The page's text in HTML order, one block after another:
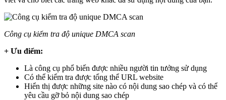
Công cụ kiểm tra độ unique DMCA scan
+ Ưu điểm:
Là công cụ phổ biến được nhiều người tin tưởng sử dụng
Có thể kiểm tra được tổng thể URL website
Hiển thị được những site nào có nội dung sao chép và có thể
yêu cầu gỡ bỏ nội dung sao chép